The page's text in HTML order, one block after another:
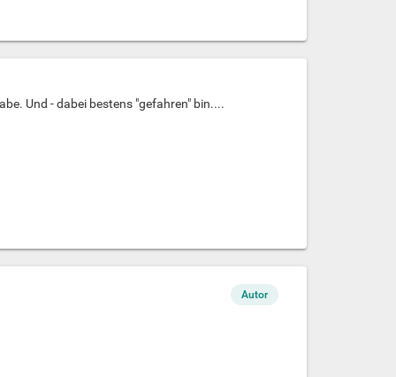
Und - dabei bestens "gefahren" bin....
Autor